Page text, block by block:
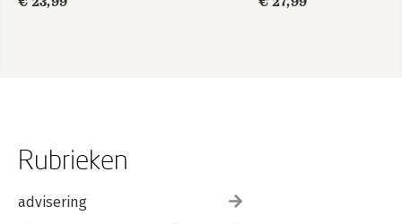
Rubrieken
advisering